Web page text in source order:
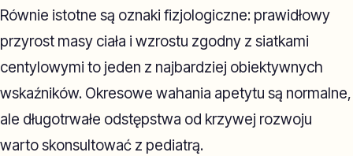
Równie istotne są oznaki fizjologiczne: prawidłowy
przyrost masy ciała i wzrostu zgodny z siatkami
centylowymi to jeden z najbardziej obiektywnych
wskaźników. Okresowe wahania apetytu są normalne,
ale długotrwałe odstępstwa od krzywej rozwoju
warto skonsultować z pediatrą.